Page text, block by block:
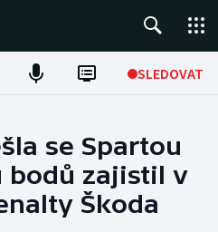
SLEDOVAT
se Spartou
bodů zajistil v
Škoda